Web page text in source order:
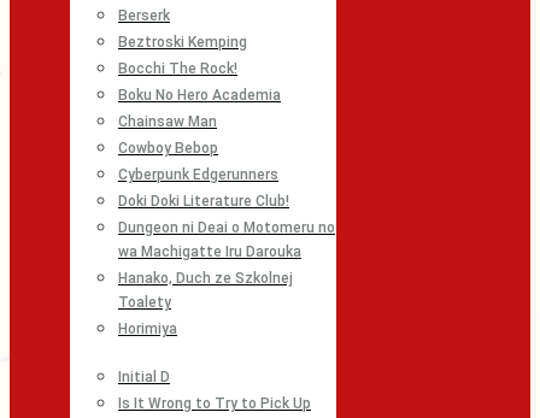
Berserk
Beztroski Kemping
Bocchi The Rock!
Boku No Hero Academia
Chainsaw Man
Cowboy Bebop
Cyberpunk Edgerunners
Doki Doki Literature Club!
Dungeon ni Deai o Motomeru no
wa Machigatte Iru Darouka
Hanako, Duch ze Szkolnej
Toalety
Horimiya
Initial D
Is It Wrong to Try to Pick Up